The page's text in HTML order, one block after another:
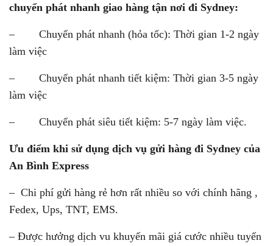
chuyển phát nhanh giao hàng tận nơi đi Sydney:
– Chuyển phát nhanh (hỏa tốc): Thời gian 1-2 ngày
làm việc
– Chuyển phát nhanh tiết kiệm: Thời gian 3-5 ngày
làm việc
– Chuyển phát siêu tiết kiệm: 5-7 ngày làm việc.
Ưu điểm khi sử dụng dịch vụ gửi hàng đi Sydney của
An Bình Express
– Chi phí gửi hàng rẻ hơn rất nhiều so với chính hãng ,
Fedex, Ups, TNT, EMS.
– Được hưởng dịch vu khuyến mãi giá cước nhiều tuyến